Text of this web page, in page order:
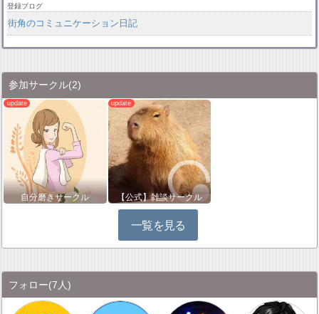
登録ブログ
街角のコミュニケーション日記
参加サークル(2)
自分磨きサークル 【公式】雑談サークル
一覧を見る
フォロー(7人)